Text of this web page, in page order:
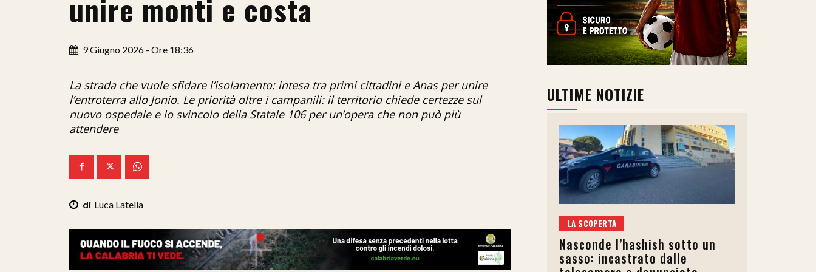
unire monti e costa
9 Giugno 2026 - Ore 18:36
La strada che vuole sfidare l’isolamento: intesa tra primi cittadini e Anas per unire
l’entroterra allo Jonio. Le priorità oltre i campanili: il territorio chiede certezze sul
nuovo ospedale e lo svincolo della Statale 106 per un’opera che non può più
attendere
Luca Latella
ULTIME NOTIZIE
LA SCOPERTA
Nasconde l’hashish sotto un
sasso: incastrato dalle